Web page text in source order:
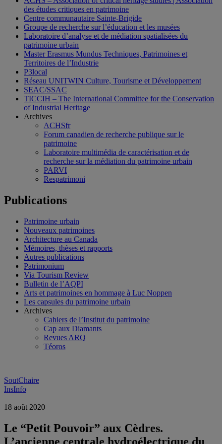
des études critiques en patrimoine
Centre communautaire Sainte-Brigide
Groupe de recherche sur l’éducation et les musées
Laboratoire d’analyse et de médiation spatialisées du
patrimoine urbain
Master Erasmus Mundus Techniques, Patrimoines et
Territoires de l’Industrie
P3local
Réseau UNITWIN Culture, Tourisme et Développement
SEAC/SSAC
TICCIH – The International Committee for the Conservation
of Industrial Heritage
Archives
ACHSfr
Forum canadien de recherche publique sur le
patrimoine
Laboratoire multimédia de caractérisation et de
recherche sur la médiation du patrimoine urbain
PARVI
Respatrimoni
Publications
Patrimoine urbain
Nouveaux patrimoines
Architecture au Canada
Mémoires, thèses et rapports
Autres publications
Patrimonium
Via Tourism Review
Bulletin de l’AQPI
Arts et patrimoines en hommage à Luc Noppen
Les capsules du patrimoine urbain
Archives
Cahiers de l’Institut du patrimoine
Cap aux Diamants
Revues ARQ
Téoros
SoutChaire
InsInfo
18 août 2020
Le “Petit Pouvoir” aux Cèdres.